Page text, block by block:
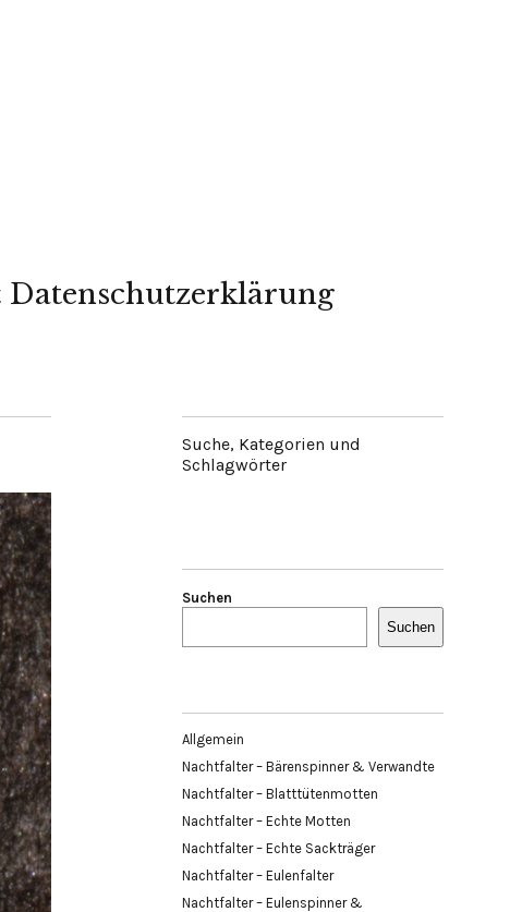
Suche, Kategorien und
Schlagwörter
Suchen
Suchen
Allgemein
Nachtfalter – Bärenspinner & Verwandte
Nachtfalter – Blatttütenmotten
Nachtfalter – Echte Motten
Nachtfalter – Echte Sackträger
Nachtfalter – Eulenfalter
Nachtfalter – Eulenspinner &